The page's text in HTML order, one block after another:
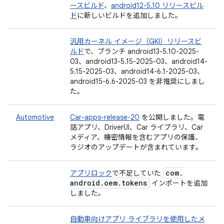
ースビルド、 android12-5.10 リリースビル
ドに新しいビルドを追加しました。
汎用カーネル イメージ（GKI）リリースビ
ルドで、ブランチ android13-5.10-2025-
03、android13-5.15-2025-03、android14-
5.15-2025-03、android14-6.1-2025-03、
android15-6.6-2025-03 を非推奨にしまし
た。
Automotive Car-apps-release-20 を公開しました。電
話アプリ、DriverUI、Car ライブラリ、Car
メディア、機密情報を含むアプリの保護、
ラジオのアップデートが含まれています。
アプリロックで不足していた com.
android . oem. tokens インポートを追加
しました。
自動車向けアプリ ライブラリを使用したメ